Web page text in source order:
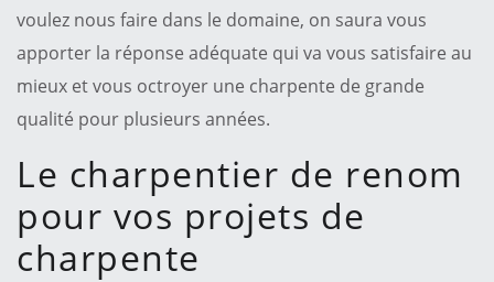
voulez nous faire dans le domaine, on saura vous
apporter la réponse adéquate qui va vous satisfaire au
mieux et vous octroyer une charpente de grande
qualité pour plusieurs années.
Le charpentier de renom
pour vos projets de
charpente